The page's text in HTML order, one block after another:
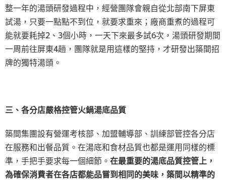
整一年的湯頭研發過程中，經營團隊會親自從北部南下屏東
試湯，只要一點點不到位，就要求重來；廠商重煮的過程可
能就要耗掉2、3個小時，一天下來最多試6次，湯頭研發期間
一周前往屏東4趟，團隊就是用這樣的堅持，才研發出築間招
牌的獨特湯頭。
三、各分店嚴格控管火鍋湯底品質
築間集團設有營運考核部、加盟輔導部、訓練部管控各分店
在服務和出餐品質。在湯底和食材品質也都是運用同樣的標
準，手把手要求每一個細節。 在最重要的湯底品質控管上，
為確保消費者在各店都能品嘗到相同的美味，築間以精準的